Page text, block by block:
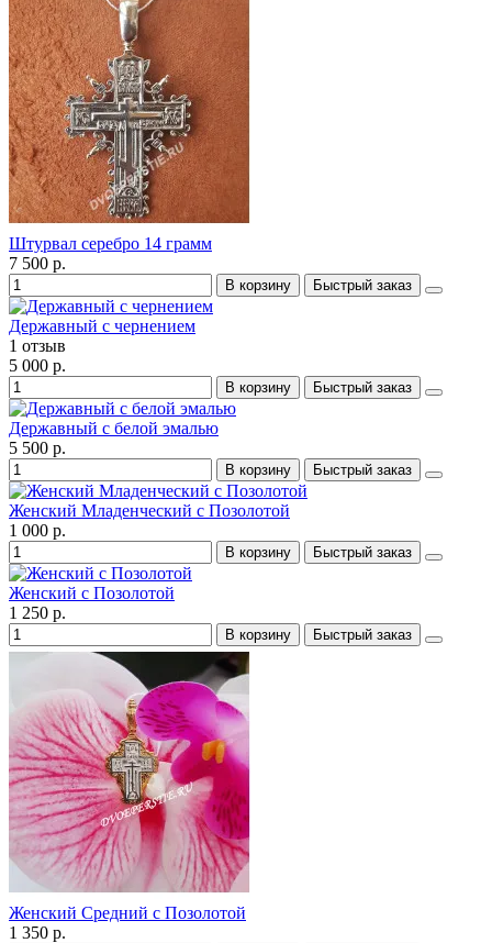
Штурвал серебро 14 грамм
7 500 р.
В корзину Быстрый заказ
Державный с чернением
1 отзыв
5 000 р.
В корзину Быстрый заказ
Державный с белой эмалью
5 500 р.
В корзину Быстрый заказ
Женский Младенческий с Позолотой
1 000 р.
В корзину Быстрый заказ
Женский с Позолотой
1 250 р.
В корзину Быстрый заказ
Женский Средний с Позолотой
1 350 р.